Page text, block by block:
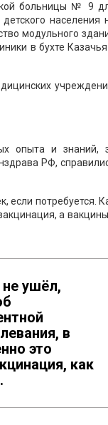
больницы № 9
населения
модульного
в бухте
опыта и знаний,
РФ,
если потребуется.
а
не ушёл,
в
это
как